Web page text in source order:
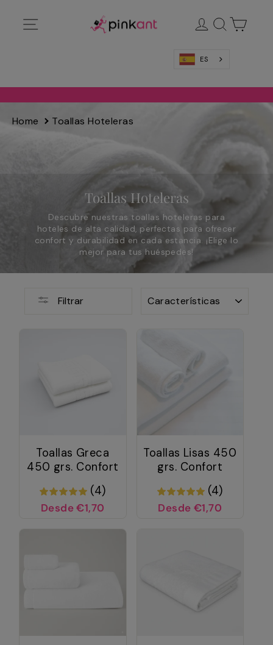
directamente
Ingresar
Buscar
ES
Home Toallas Hoteleras
Toallas Hoteleras
Descubre nuestras toallas hoteleras para
hoteles de alta calidad, perfectas para ofrecer
confort y durabilidad en cada estancia. ¡Elige lo
mejor para tus huéspedes!
Filtrar
Toallas Greca
450 grs. Confort
(4)
Desde €1,70
Toallas Lisas 450
grs. Confort
(4)
Desde €1,70